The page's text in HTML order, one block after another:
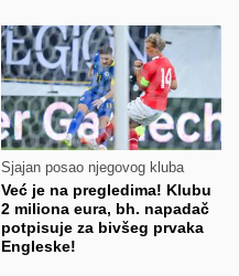
Sjajan posao njegovog kluba
Već je na pregledima! Klubu
2 miliona eura, bh. napadač
potpisuje za bivšeg prvaka
Engleske!